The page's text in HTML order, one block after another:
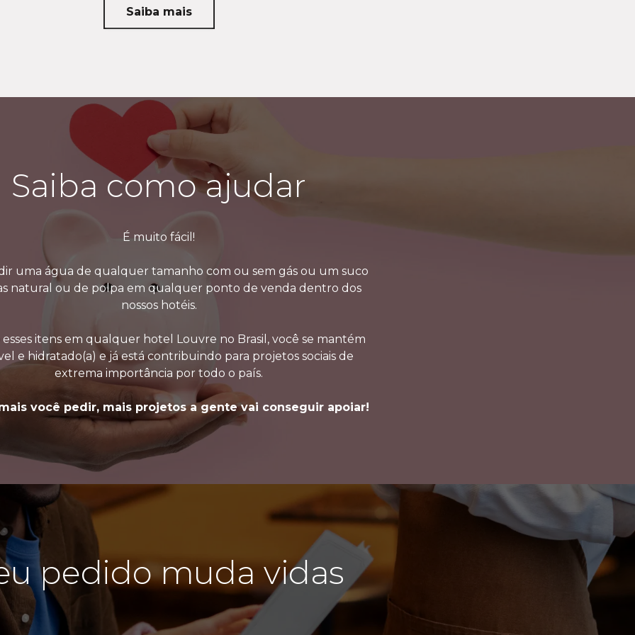
- Março 2025
- Junho 2025
- Agosto 2025
- Novembro 2025
Saiba mais
Saiba como ajudar
É muito fácil!
uma água de qualquer tamanho com ou sem gás ou um suco
natural ou de polpa em qualquer ponto de venda dentro dos
nossos hotéis.
itens em qualquer hotel Louvre no Brasil, você se mantém
e hidratado(a) e já está contribuindo para projetos sociais de
extrema importância por todo o país.
você pedir, mais projetos a gente vai conseguir apoiar!
pedido muda vidas